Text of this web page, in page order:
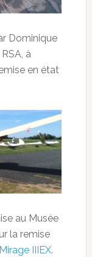
Dominique
à
en état
au Musée
la remise
Mirage IIIEX.